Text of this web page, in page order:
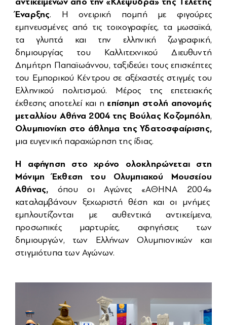
Έναρξης. Η ονειρική πομπή με φιγούρες
εμπνευσμένες από τις τοιχογραφίες, τα μωσαϊκά,
τα γλυπτά και την ελληνική ζωγραφική,
δημιουργίας του Καλλιτεχνικού Διευθυντή
Δημήτρη Παπαϊωάννου, ταξιδεύει τους επισκέπτες
του Εμπορικού Κέντρου σε αξέχαστές στιγμές του
Ελληνικού πολιτισμού. Μέρος της επετειακής
έκθεσης αποτελεί και η επίσημη στολή απονομής
μεταλλίου Αθήνα 2004 της Βούλας Κοζομπόλη,
Ολυμπιονίκη στο άθλημα της Υδατοσφαίρισης,
μια ευγενική παραχώρηση της ίδιας.
Η αφήγηση στο χρόνο ολοκληρώνεται στη
Μόνιμη Έκθεση του Ολυμπιακού Μουσείου
Αθήνας, όπου οι Αγώνες «ΑΘΗΝΑ 2004»
καταλαμβάνουν ξεχωριστή θέση και οι μνήμες
εμπλουτίζονται με αυθεντικά αντικείμενα,
προσωπικές μαρτυρίες, αφηγήσεις των
δημιουργών, των Ελλήνων Ολυμπιονικών και
στιγμιότυπα των Αγώνων.